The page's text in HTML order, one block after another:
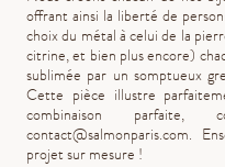
offrant ainsi la liberté de
choix du métal à celui de la
citrine, et bien plus encore)
sublimée par un somptueux
Cette pièce illustre
combinaison
contact@salmonparis.com.
projet sur mesure !